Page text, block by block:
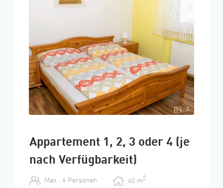
3
Appartement 1, 2, 3 oder 4 (je
nach Verfügbarkeit)
Max.: 6 Personen 60 m2